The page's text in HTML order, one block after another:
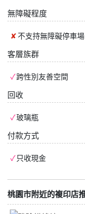
無障礙程度
不支持無障礙停車場
客層族群
跨性別友善空間
回收
玻璃瓶
付款方式
只收現金
桃園市附近的複印店